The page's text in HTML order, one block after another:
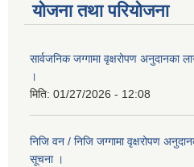
योजना तथा परियोजना
सार्वजनिक जग्गामा वृक्षरोपण अनुदानका
।
मिति: 01/27/2026 - 12:08
निजि वन / निजि जग्गामा वृक्षरोपण
सूचना ।